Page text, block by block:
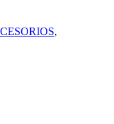
,